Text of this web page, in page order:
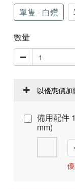
單隻 - 白鑽
數量
以優惠價加
備用配件
mm)